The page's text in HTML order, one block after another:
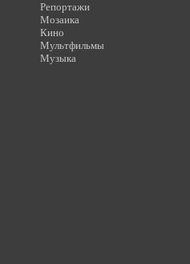
Репортажи
Мозаика
Кино
Мультфильмы
Музыка